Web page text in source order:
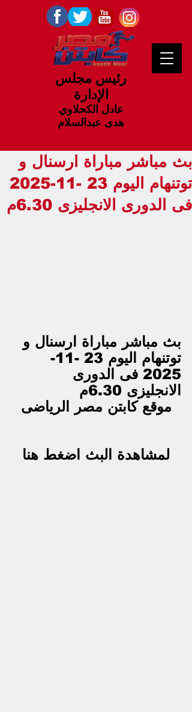
رئيس مجلس
الإدارة
عادل الكحلاوي
هدى عبدالسلام
بث مباشر مباراة ارسنال و
توتنهام اليوم 23 -11-2025
فى الدورى الانجليزى 6.30م
بث مباشر مباراة ارسنال و
توتنهام اليوم 23 -11-
2025 فى الدورى
الانجليزى 6.30م
موقع كابتن مصر الرياضى
لمشاهدة البث اضغط هنا